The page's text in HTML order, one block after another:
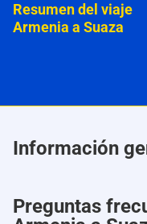
Resumen del viaje
Armenia a Suaza
Información
Preguntas